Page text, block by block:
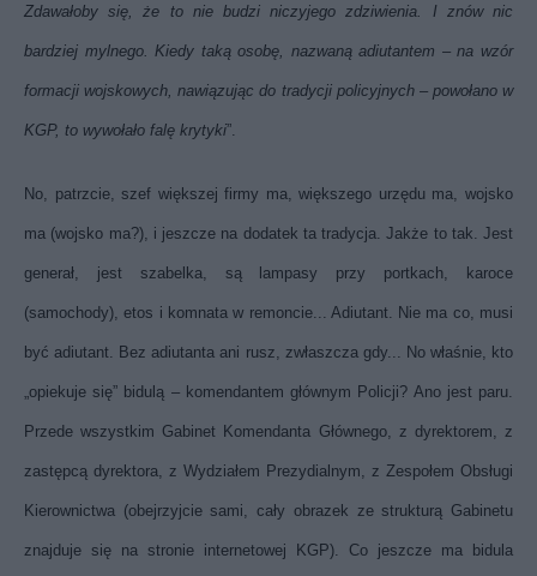
Zdawałoby się, że to nie budzi niczyjego zdziwienia. I znów nic
bardziej mylnego. Kiedy taką osobę, nazwaną adiutantem – na wzór
formacji wojskowych, nawiązując do tradycji policyjnych – powołano w
KGP, to wywołało falę krytyki”.
No, patrzcie, szef większej firmy ma, większego urzędu ma, wojsko
ma (wojsko ma?), i jeszcze na dodatek ta tradycja. Jakże to tak. Jest
generał, jest szabelka, są lampasy przy portkach, karoce
(samochody), etos i komnata w remoncie... Adiutant. Nie ma co, musi
być adiutant. Bez adiutanta ani rusz, zwłaszcza gdy... No właśnie, kto
„opiekuje się” bidulą – komendantem głównym Policji? Ano jest paru.
Przede wszystkim Gabinet Komendanta Głównego, z dyrektorem, z
zastępcą dyrektora, z Wydziałem Prezydialnym, z Zespołem Obsługi
Kierownictwa (obejrzyjcie sami, cały obrazek ze strukturą Gabinetu
znajduje się na stronie internetowej KGP). Co jeszcze ma bidula